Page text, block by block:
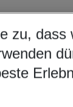
nach
5-8
zu, dass